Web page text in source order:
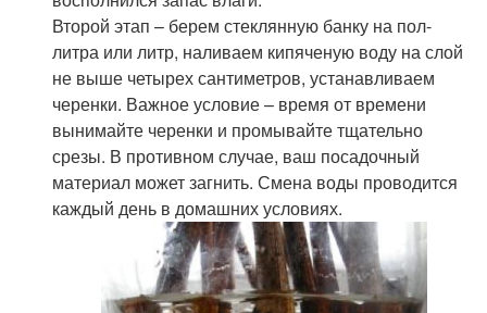
Второй этап – берем стеклянную банку на пол-
литра или литр, наливаем кипяченую воду на слой
не выше четырех сантиметров, устанавливаем
черенки. Важное условие – время от времени
вынимайте черенки и промывайте тщательно
срезы. В противном случае, ваш посадочный
материал может загнить. Смена воды проводится
каждый день в домашних условиях.